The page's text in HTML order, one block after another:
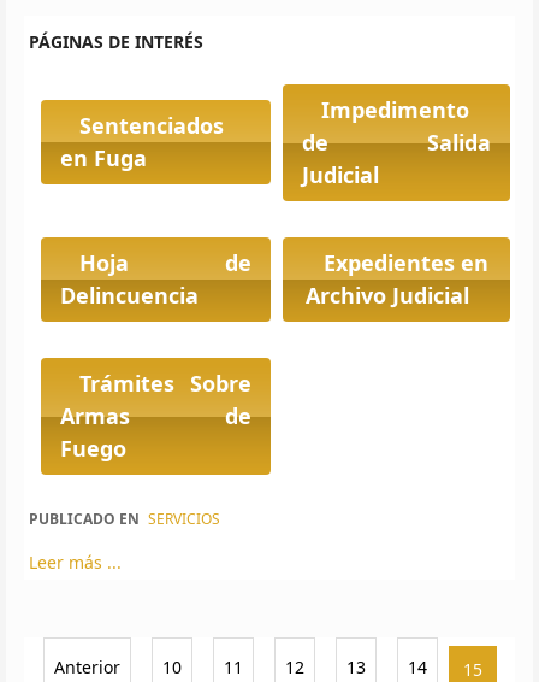
PÁGINAS DE INTERÉS
Sentenciados
en Fuga
Impedimento
de Salida
Judicial
Hoja de
Delincuencia
Expedientes en
Archivo Judicial
Trámites Sobre
Armas de
Fuego
PUBLICADO EN SERVICIOS
Leer más ...
Anterior 10 11 12 13 14 15